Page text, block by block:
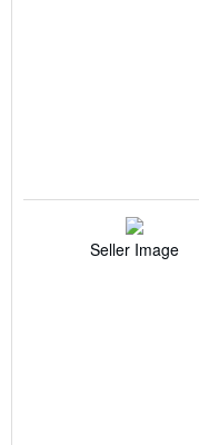
Seller Image